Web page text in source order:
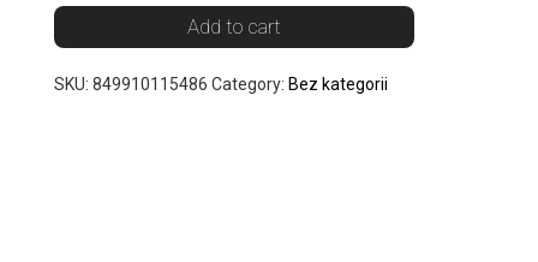
Add to cart
SKU: 849910115486 Category: Bez kategorii